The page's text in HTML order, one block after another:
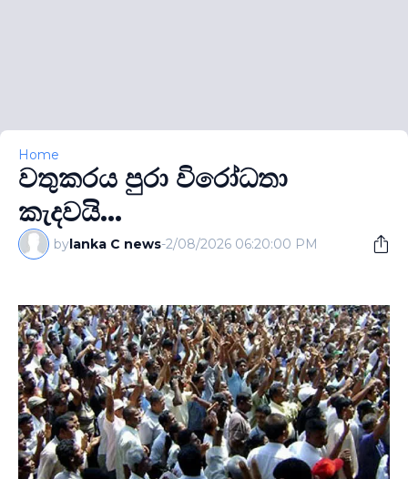
Home
වතුකරය පුරා විරෝධතා
කැදවයි...
bylanka C news-2/08/2026 06:20:00 PM